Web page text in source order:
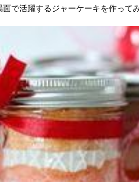
で活躍するジャーケーキを作って